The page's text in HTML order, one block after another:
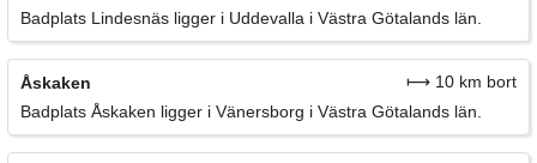
Badplats Lindesnäs ligger i Uddevalla i Västra Götalands län.
Åskaken
⟼ 10 km bort
Badplats Åskaken ligger i Vänersborg i Västra Götalands län.